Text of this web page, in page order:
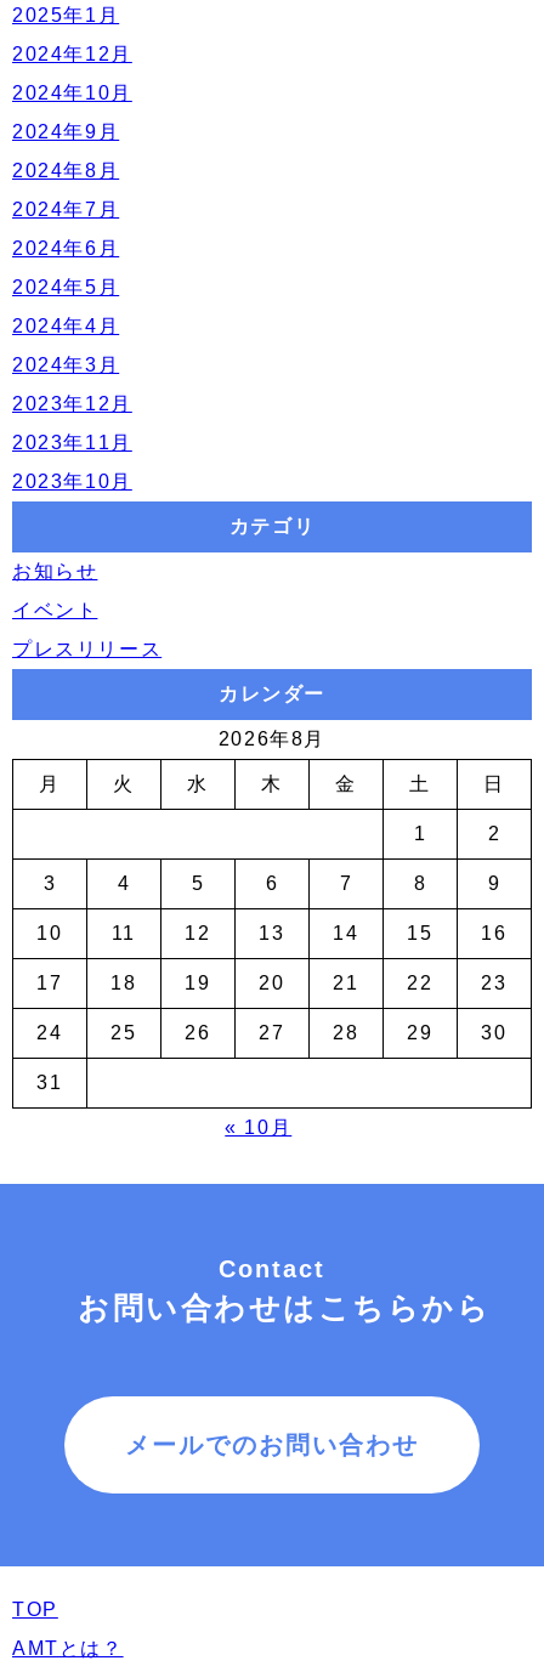
2025年1月
2024年12月
2024年10月
2024年9月
2024年8月
2024年7月
2024年6月
2024年5月
2024年4月
2024年3月
2023年12月
2023年11月
2023年10月
カテゴリ
お知らせ
イベント
プレスリリース
カレンダー
2026年8月
月 火 水 木 金 土 日
1 2
3 4 5 6 7 8 9
10 11 12 13 14 15 16
17 18 19 20 21 22 23
24 25 26 27 28 29 30
31
« 10月
Contact
お問い合わせはこちらから
メールでのお問い合わせ
TOP
AMTとは？